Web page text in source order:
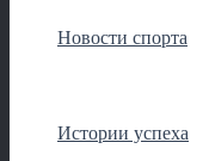
Новости спорта
Истории успеха